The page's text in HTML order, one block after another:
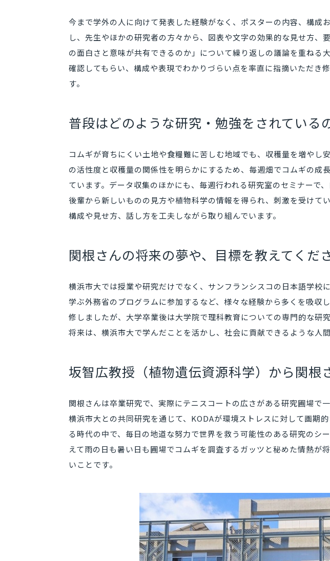
今まで学外の人に向けて発表した経験がなく、ポスターの内容、構
し、先生やほかの研究者の方々から、図表や文字の効果的な見せ方
の面白さと意味が共有できるのか」について繰り返しの議論を重ね
確認してもらい、構成や表現でわかりづらい点を率直に指摘いただき
す。
普段はどのような研究・勉強をされている
コムギが育ちにくい土地や食糧難に苦しむ地域でも、収穫量を増や
の活性度と収穫量の関係性を明らかにするため、毎週畑でコムギの
ています。データ収集のほかにも、毎週行われる研究室のセミナーで
後輩から新しいものの見方や植物科学の情報を得られ、刺激を受けて
構成や見せ方、話し方を工夫しながら取り組んでいます。
関根さんの将来の夢や、目標を教えてくださ
横浜市大では授業や研究だけでなく、サンフランシスコの日本語学校
学ぶ外務省のプログラムに参加するなど、様々な経験から多くを吸
修しましたが、大学卒業後は大学院で理科教育についての専門的な研究
将来は、横浜市大で学んだことを活かし、社会に貢献できるような人
坂智広教授（植物遺伝資源科学）から関根
関根さんは卒業研究で、実際にテニスコートの広さがある研究圃場
横浜市大との共同研究を通じて、KODAが環境ストレスに対して画期
る時代の中で、毎日の地道な努力で世界を救う可能性のある研究のシ
えて雨の日も暑い日も圃場でコムギを調査するガッツと秘めた情熱
いことです。